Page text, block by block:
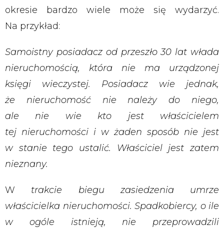
okresie bardzo wiele może się wydarzyć.
Na przykład:
Samoistny posiadacz od przeszło 30 lat włada
nieruchomością, która nie ma urządzonej
księgi wieczystej. Posiadacz wie jednak,
że nieruchomość nie należy do niego,
ale nie wie kto jest właścicielem
tej nieruchomości i w żaden sposób nie jest
w stanie tego ustalić. Właściciel jest zatem
nieznany.
W trakcie biegu zasiedzenia umrze
właścicielka nieruchomości. Spadkobiercy, o ile
w ogóle istnieją, nie przeprowadzili